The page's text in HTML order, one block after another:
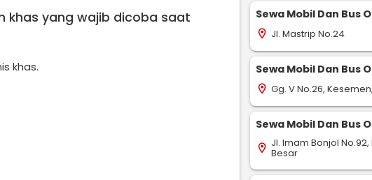
khas yang wajib dicoba saat
khas.
Sewa Mobil Dan Bus
location_on Jl. Mastrip No.24
Sewa Mobil Dan Bus
location_on Gg. V No.26,
Sewa Mobil Dan Bus
location_on Jl. Imam Bonjol
Besar